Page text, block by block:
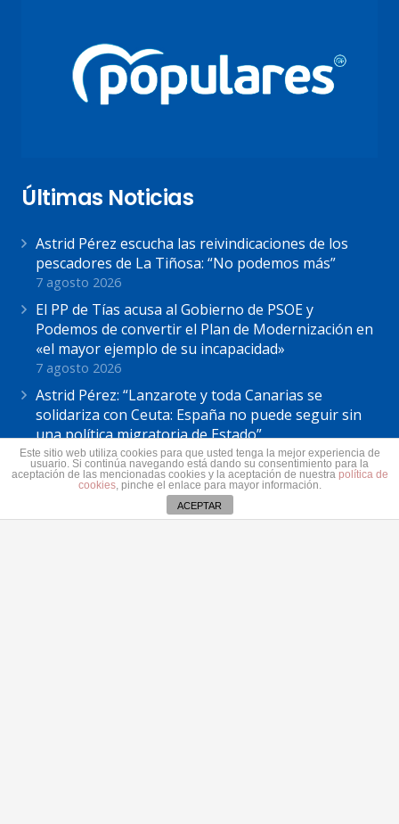
Últimas Noticias
Astrid Pérez escucha las reivindicaciones de los
pescadores de La Tiñosa: “No podemos más”
7 agosto 2026
El PP de Tías acusa al Gobierno de PSOE y
Podemos de convertir el Plan de Modernización en
«el mayor ejemplo de su incapacidad»
7 agosto 2026
Astrid Pérez: “Lanzarote y toda Canarias se
solidariza con Ceuta: España no puede seguir sin
una política migratoria de Estado”
31 julio 2026
Contacto
Este sitio web utiliza cookies para que usted tenga la mejor experiencia de
usuario. Si continúa navegando está dando su consentimiento para la
aceptación de las mencionadas cookies y la aceptación de nuestra política de
cookies, pinche el enlace para mayor información.
ACEPTAR